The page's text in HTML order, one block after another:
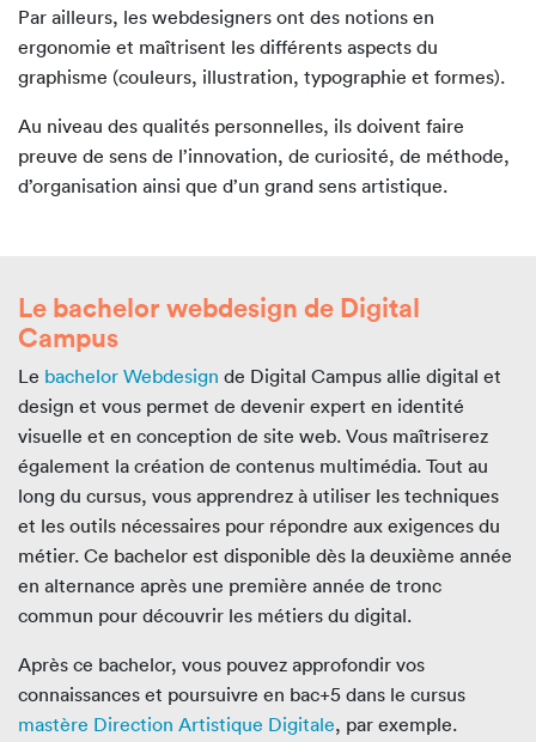
Par ailleurs, les webdesigners ont des notions en
ergonomie et maîtrisent les différents aspects du
graphisme (couleurs, illustration, typographie et formes).
Au niveau des qualités personnelles, ils doivent faire
preuve de sens de l’innovation, de curiosité, de méthode,
d’organisation ainsi que d’un grand sens artistique.
Le bachelor webdesign de Digital
Campus
Le bachelor Webdesign de Digital Campus allie digital et
design et vous permet de devenir expert en identité
visuelle et en conception de site web. Vous maîtriserez
également la création de contenus multimédia. Tout au
long du cursus, vous apprendrez à utiliser les techniques
et les outils nécessaires pour répondre aux exigences du
métier. Ce bachelor est disponible dès la deuxième année
en alternance après une première année de tronc
commun pour découvrir les métiers du digital.
Après ce bachelor, vous pouvez approfondir vos
connaissances et poursuivre en bac+5 dans le cursus
mastère Direction Artistique Digitale, par exemple.